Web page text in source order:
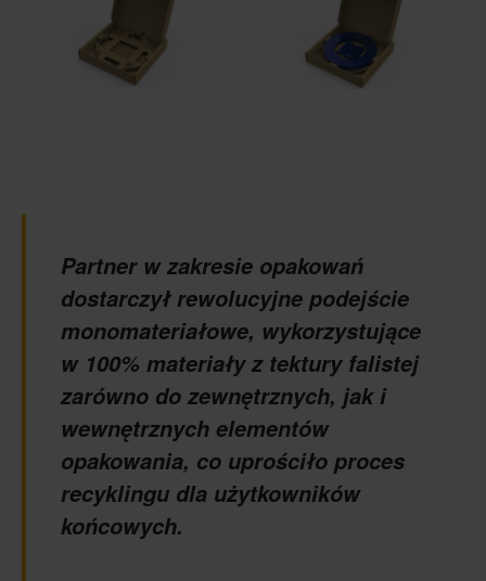
Partner w zakresie opakowań
dostarczył rewolucyjne podejście
monomateriałowe, wykorzystujące
w 100% materiały z tektury falistej
zarówno do zewnętrznych, jak i
wewnętrznych elementów
opakowania, co uprościło proces
recyklingu dla użytkowników
końcowych.